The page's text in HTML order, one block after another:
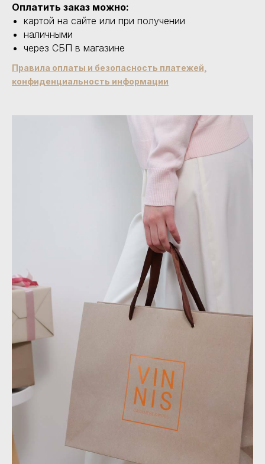
Оплатить заказ можно:
картой на сайте или при получении
наличными
через СБП в магазине
Правила оплаты и безопасность платежей,
конфиденциальность информации